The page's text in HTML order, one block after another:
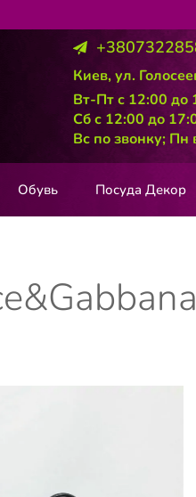
Киев, ул.
Вт-Пт с 12:00 до
Сб с 12:00 до
Вс по звонку; Пн
Обувь Посуда Декор